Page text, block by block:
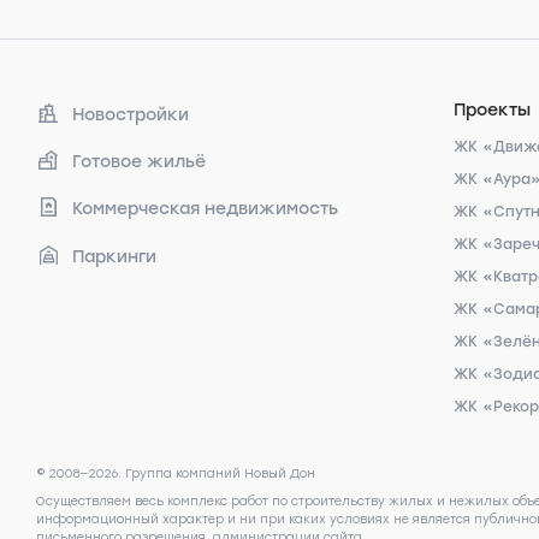
Новостройки
Готовое жильё
Коммерческая недвижимость
Паркинги
Проекты
ЖК
ЖК
ЖК
ЖК
ЖК
ЖК
ЖК
ЖК
ЖК
© 2008—2026. Группа компаний Новый Дон
Осуществляем весь комплекс работ по строительству жилых и нежилых
информационный характер и ни при каких условиях не является